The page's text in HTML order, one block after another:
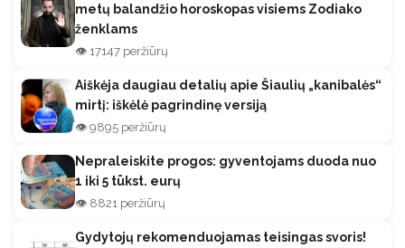
metų balandžio horoskopas visiems Zodiako
ženklams
👁️ 17147 peržiūrų
Aiškėja daugiau detalių apie Šiaulių „kanibalės“
mirtį: iškėlė pagrindinę versiją
👁️ 9895 peržiūrų
Nepraleiskite progos: gyventojams duoda nuo
1 iki 5 tūkst. eurų
👁️ 8821 peržiūrų
Gydytojų rekomenduojamas teisingas svoris!